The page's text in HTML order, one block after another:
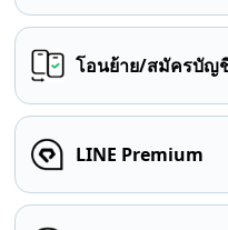
โอนย้าย/สมัครบัญ
LINE Premium